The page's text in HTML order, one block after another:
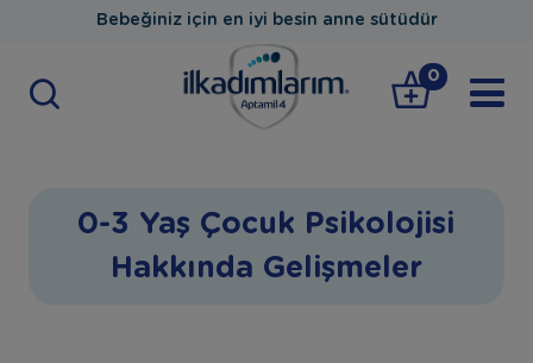
Bebeğiniz için en iyi besin anne sütüdür
0
0-3 Yaş Çocuk Psikolojisi
Hakkında Gelişmeler